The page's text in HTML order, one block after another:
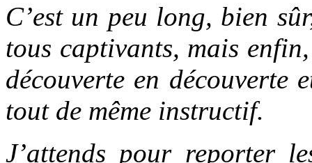
C’est un peu long, bien
tous captivants, mais
découverte en découverte
tout de même instructif.
J’attends pour reporter